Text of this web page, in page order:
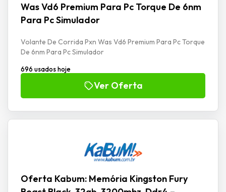
Was Vd6 Premium Para Pc Torque De 6nm
Para Pc Simulador
Volante De Corrida Pxn Was Vd6 Premium Para Pc Torque
De 6nm Para Pc Simulador
696 usados hoje
Ver Oferta
Oferta Kabum: Memória Kingston Fury